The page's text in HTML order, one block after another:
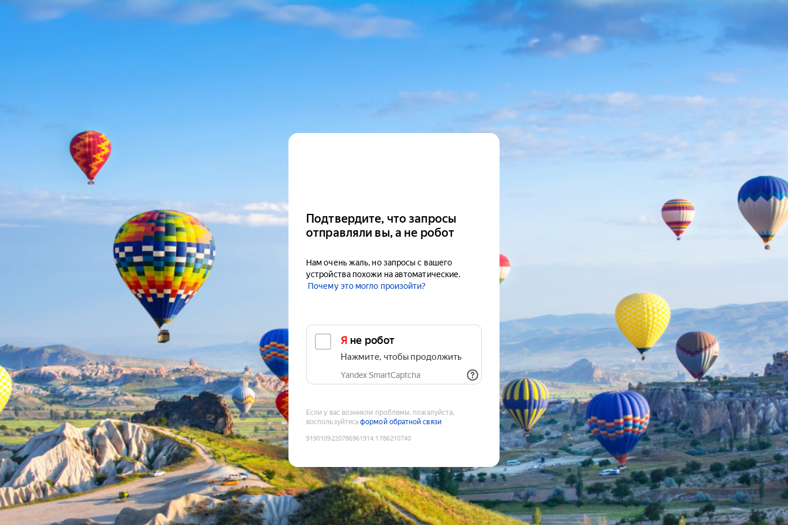
Подтвердите, что запросы
отправляли вы, а не робот
Нам очень жаль, но запросы с вашего
устройства похожи на автоматические.
Почему это могло произойти?
Я не робот
Нажмите, чтобы продолжить
Yandex SmartCaptcha
Если у вас возникли проблемы, пожалуйста,
воспользуйтесьформой обратной связи
9190109220786961914:1786210740